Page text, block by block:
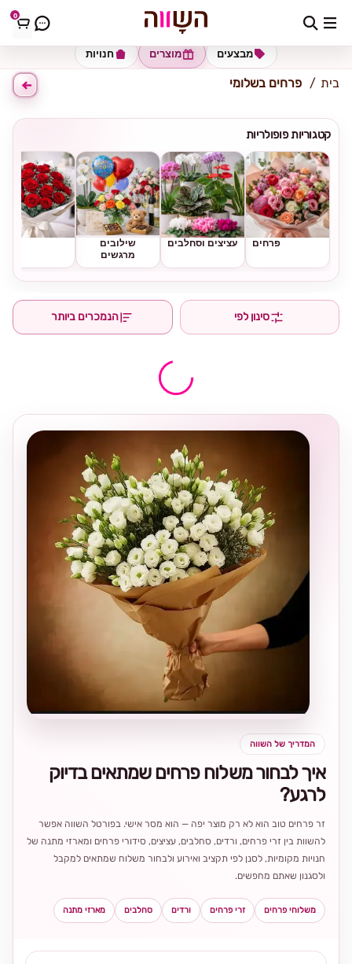
0 כתובת למשלוח הזינו כתובת
חנויות מוצרים מבצעים
בית פרחים בשלומי
קטגוריות פופולריות
פרחים עציצים וסחלבים
שילובים
מרגשים
סינון לפי הנמכרים ביותר
המדריך של השווה
איך לבחור משלוח פרחים שמתאים בדיוק
לרגע?
זר פרחים טוב הוא לא רק מוצר יפה — הוא מסר אישי. בפורטל השווה אפשר
להשוות בין זרי פרחים, ורדים, סחלבים, עציצים, סידורי פרחים ומארזי מתנה של
חנויות מקומיות, לסנן לפי תקציב ואירוע ולבחור משלוח שמתאים למקבל
ולסגנון שאתם מחפשים.
משלוחי פרחים זרי פרחים ורדים סחלבים מארזי מתנה